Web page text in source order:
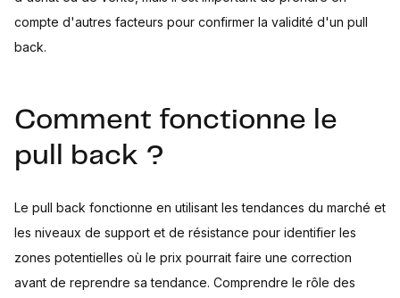
compte d'autres facteurs pour confirmer la validité d'un pull
back.
Comment fonctionne le
pull back ?
Le pull back fonctionne en utilisant les tendances du marché et
les niveaux de support et de résistance pour identifier les
zones potentielles où le prix pourrait faire une correction
avant de reprendre sa tendance. Comprendre le rôle des